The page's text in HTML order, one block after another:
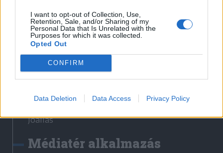
I want to opt-out of Collection, Use,
Retention, Sale, and/or Sharing of my
Personal Data that Is Unrelated with the
Purposes for which it was collected.
Opted Out
CONFIRM
Data Deletion Data Access Privacy Policy
Székely Sport
Liget
Bihari Napló
Erdélyi Napló
Főtér
Jóállás
Médiatér alkalmazás